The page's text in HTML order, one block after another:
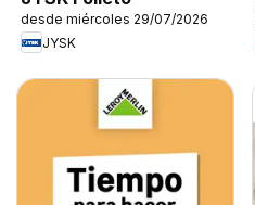
desde miércoles 29/07/2026
JYSK